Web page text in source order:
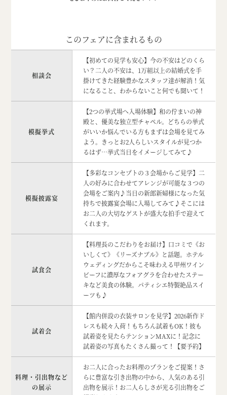
このフェアに含まれるもの
相談会
【初めての見学も安心】今の不安はどのくら
い？二人の不安は、1万組以上の結婚式を手
掛けてきた経験豊かなスタッフ達が解消！気
になること、わからないこと何でも聞いて！
模擬挙式
【2つの挙式場へ入場体験】和の佇まいの神
殿と、優美な独立型チャペル。どちらの挙式
がいいか悩んでいる方もまずは会場を見てみ
よう。きっとお2人らしいスタイルが見つか
るはず…挙式当日をイメージしてみて♪
模擬披露宴
【多彩なコンセプトの３会場からご見学】二
人の好みに合わせてアレンジが可能な３つの
会場をご案内♪当日の新郎新婦様になった気
持ちで披露宴会場に入場してみて♪そこには
お二人の大切なゲストが盛大な拍手で迎えて
くれます。
試食会
【料理長のこだわりをお届け】口コミで《お
いしくて》《リーズナブル》と話題。ホテル
ウェディングだからこそ味わえる甲州ワイン
ビーフに濃厚なフォアグラを合わせたステー
キなど美食の体験。パティシエ特製絶品スイ
ーツも♪
試着会
【館内併設の衣装サロンを見学】2026新作ド
レスも続々入荷！もちろん試着もOK！彼も
試着姿を見たらテンションMAXに！記念に
試着姿の写真もたくさん撮って！【要予約】
料理・引出物など
の展示
お二人に合ったお料理のプランをご提案！さ
らに豊富な引き出物の中から、人気のある引
出物を展示！お二人らしさが光る引出物をご